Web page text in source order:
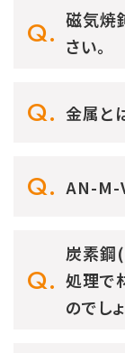
磁気焼
さい。
金属と
AN-M-
炭素鋼
処理で
のでし